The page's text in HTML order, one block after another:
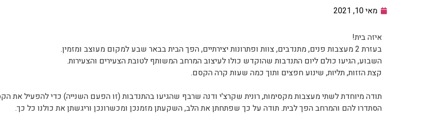
מאי 10, 2021
איזה בית!
בעזרת 2 מעצבות פנים, מתנדבים, צוות ופתרונות יצירתיים, הפך הבית בבאר שבע למקום מעוצב ומזמין.
השבוע, הגיעו כולם ליום התנדבות שהוקדש כולו לעיצוב המרחב המשותף לטובת הצעירים והצעירות.
קצת הזזות, תליות, שינוע חפצים ותוך כמה שעות קרה הקסם.
תודה מיוחדת לשתי מעצבות מקסימות, רונית שקרצ'י ודנה שרבף שהגיעו בהתנדבות (זו הפעם השנייה) כדי להפעיל את
הסתדרו להם והמרחב הפך לבית. תודה על כך שפתחתן את הלב, השקעתן מזמנכן ומכשרונכן וריגשתן את כולנו כל כך.